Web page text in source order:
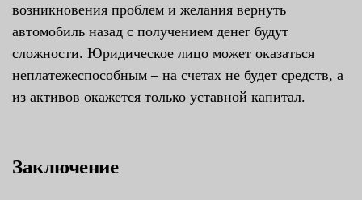
возникновения проблем и желания вернуть
автомобиль назад с получением денег будут
сложности. Юридическое лицо может оказаться
неплатежеспособным – на счетах не будет средств, а
из активов окажется только уставной капитал.
Заключение